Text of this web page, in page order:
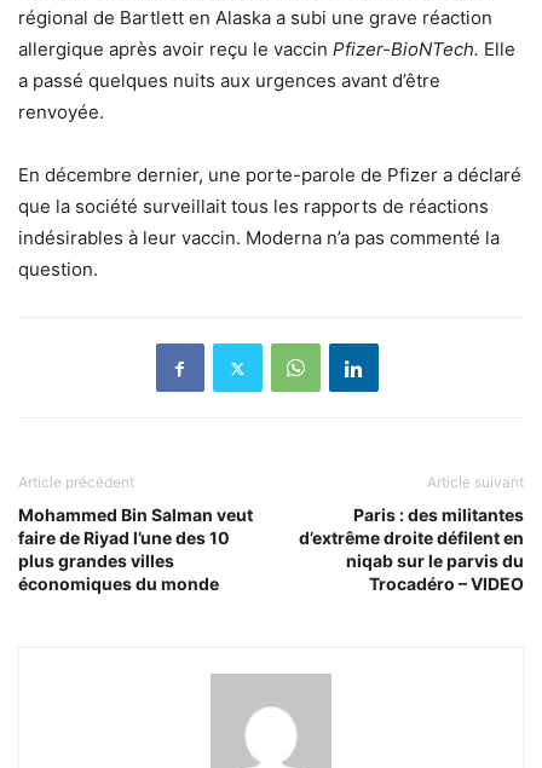
régional de Bartlett en Alaska a subi une grave réaction
allergique après avoir reçu le vaccin Pfizer-BioNTech. Elle
a passé quelques nuits aux urgences avant d’être
renvoyée.
En décembre dernier, une porte-parole de Pfizer a déclaré
que la société surveillait tous les rapports de réactions
indésirables à leur vaccin. Moderna n’a pas commenté la
question.
Article précédent
Mohammed Bin Salman veut
faire de Riyad l’une des 10
plus grandes villes
économiques du monde
Article suivant
Paris : des militantes
d’extrême droite défilent en
niqab sur le parvis du
Trocadéro – VIDEO